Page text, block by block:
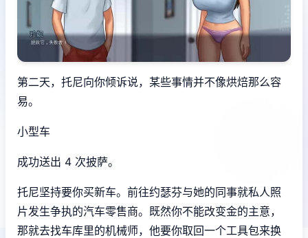
第二天，托尼向你倾诉说，某些事情并不像烘焙那么容
易。
小型车
成功送出 4 次披萨。
托尼坚持要你买新车。前往约瑟芬与她的同事就私人照
片发生争执的汽车零售商。既然你不能改变金的主意，
那就去找车库里的机械师，他要你取回一个工具包来换